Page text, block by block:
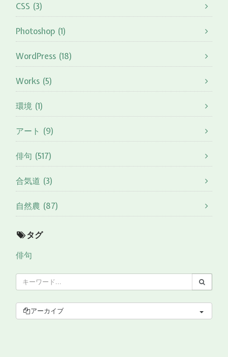
CSS (3)
Photoshop (1)
WordPress (18)
Works (5)
環境 (1)
アート (9)
俳句 (517)
合気道 (3)
自然農 (87)
タグ
俳句
アーカイブ